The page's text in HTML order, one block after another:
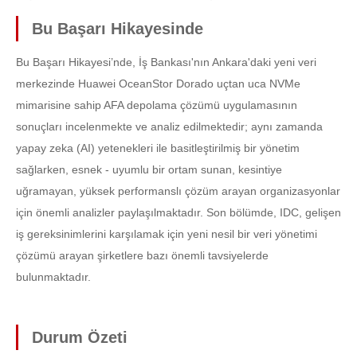
Bu Başarı Hikayesinde
Bu Başarı Hikayesi’nde, İş Bankası'nın Ankara'daki yeni veri
merkezinde Huawei OceanStor Dorado uçtan uca NVMe
mimarisine sahip AFA depolama çözümü uygulamasının
sonuçları incelenmekte ve analiz edilmektedir; aynı zamanda
yapay zeka (AI) yetenekleri ile basitleştirilmiş bir yönetim
sağlarken, esnek - uyumlu bir ortam sunan, kesintiye
uğramayan, yüksek performanslı çözüm arayan organizasyonlar
için önemli analizler paylaşılmaktadır. Son bölümde, IDC, gelişen
iş gereksinimlerini karşılamak için yeni nesil bir veri yönetimi
çözümü arayan şirketlere bazı önemli tavsiyelerde
bulunmaktadır.
Durum Özeti